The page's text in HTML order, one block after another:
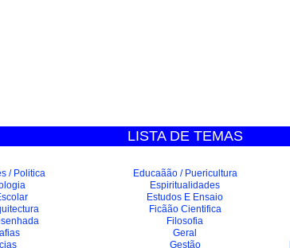
LISTA DE TEMAS
/ Politica
Educaãão / Puericultura
Espiritualidades
Estudos E Ensaio
Ficãão Cientifica
Filosofia
Geral
Gestão